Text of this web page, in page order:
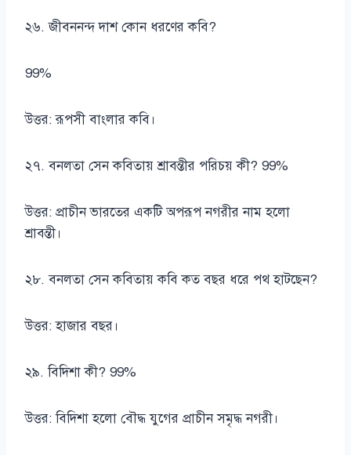
২৬. জীবননন্দ দাশ কোন ধরণের কবি?
99%
উত্তর: রূপসী বাংলার কবি।
২৭. বনলতা সেন কবিতায় শ্রাবন্তীর পরিচয় কী? 99%
উত্তর: প্রাচীন ভারতের একটি অপরূপ নগরীর নাম হলো
শ্রাবন্তী।
২৮. বনলতা সেন কবিতায় কবি কত বছর ধরে পথ হাটছেন?
উত্তর: হাজার বছর।
২৯. বিদিশা কী? 99%
উত্তর: বিদিশা হলো বৌদ্ধ যুগের প্রাচীন সমৃদ্ধ নগরী।